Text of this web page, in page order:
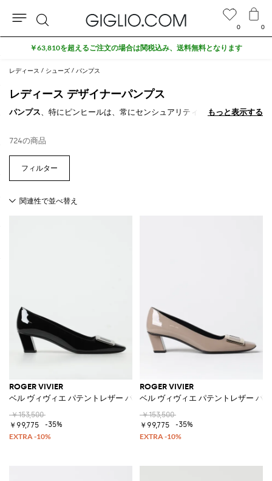
レディース シューズ パンプス
レディース デザイナーパンプス
パンプス 、特にピンヒールは、常にセンシュアリティとフェミニティの
ると、誰もが息をのむような仕上がりになります。
GIGLIO.COMのオンラインショップで
をご覧ください。送料無料でお届けします。
もっと表示する
もっと表示する
724の商品
ROGER VIVIER
ベル ヴィヴィエ パテントレザー パンプス
￥153,500
￥99,775
-35%
ROGER VIVIER
ベル ヴィヴィエ パテントレザー パ
￥153,500
￥99,775
-35%
0 0
検
索